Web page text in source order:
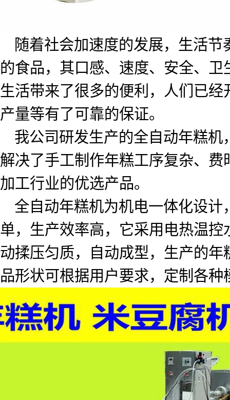
随着社会加速度的发展，生活
的食品，其口感、速度、安全、
生活带来了很多的便利，人们已
产量等有了可靠的保证。
我公司研发生产的全自动年糕
解决了手工制作年糕工序复杂、
加工行业的优选产品。
全自动年糕机为机电一体化设
单，生产效率高，它采用电热温
动揉压匀质，自动成型，生产的
品形状可根据用户要求，定制各种